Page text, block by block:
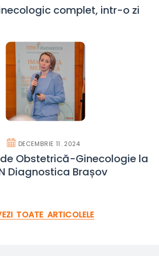
complet, intr-o zi
DECEMBRIE 11. 2024
Obstetrică-Ginecologie la
Diagnostica Brașov
TOATE ARTICOLELE